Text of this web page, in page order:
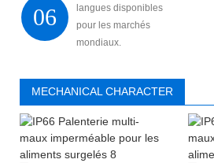
06
langues disponibles
pour les marchés
mondiaux.
MECHANICAL CHARACTER